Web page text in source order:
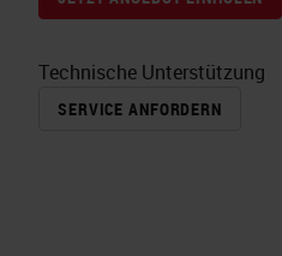
Technische Unterstützung
SERVICE ANFORDERN